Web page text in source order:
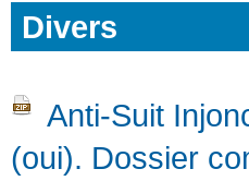
Divers
Anti-Suit
(oui). Dossier